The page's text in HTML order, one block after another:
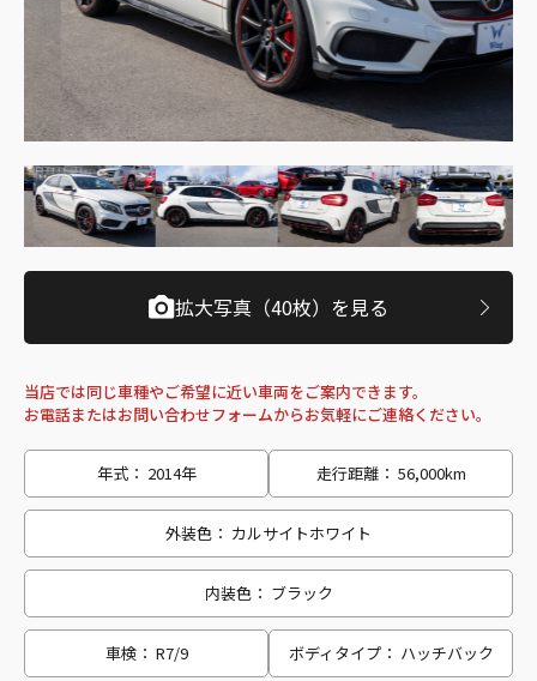
拡大写真（40枚）を見る
当店では同じ車種やご希望に近い車両をご案内できます。
お電話またはお問い合わせフォームからお気軽にご連絡ください。
年式： 2014年 走行距離： 56,000km
外装色： カルサイトホワイト
内装色： ブラック
車検： R7/9 ボディタイプ： ハッチバック